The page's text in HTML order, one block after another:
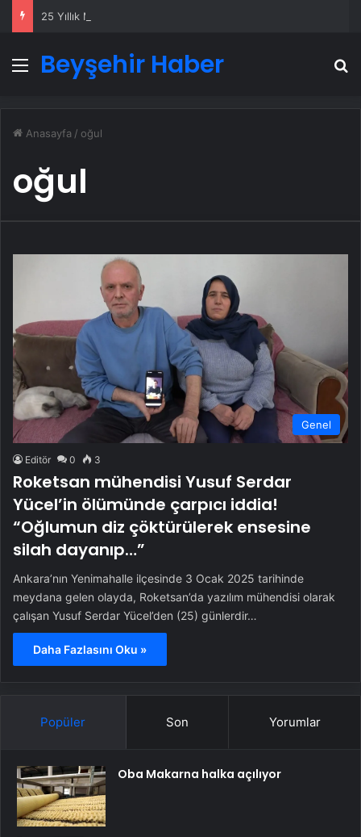
Menü
Beyşehir Haber
Anasayfa / oğul
oğul
Genel
Editör 0 3
Roketsan mühendisi Yusuf Serdar
Yücel’in ölümünde çarpıcı iddia!
“Oğlumun diz çöktürülerek ensesine
silah dayanıp…”
Ankara’nın Yenimahalle ilçesinde 3 Ocak 2025 tarihinde
meydana gelen olayda, Roketsan’da yazılım mühendisi olarak
çalışan Yusuf Serdar Yücel’den (25) günlerdir…
Daha Fazlasını Oku »
Popüler Son Yorumlar
Oba Makarna halka açılıyor